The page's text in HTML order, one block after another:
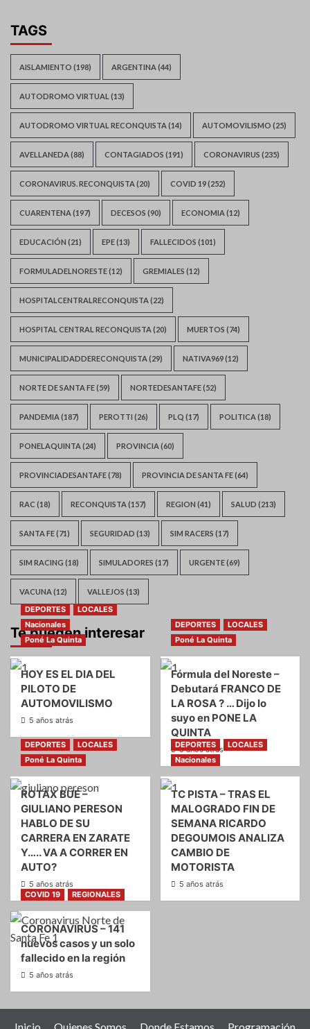
TAGS
AISLAMIENTO (198) ARGENTINA(44)
AUTODROMO VIRTUAL (13)
AUTODROMO VIRTUAL RECONQUISTA(14) AUTOMOVILISMO (25)
AVELLANEDA(88) CONTAGIADOS (191) CORONAVIRUS (235)
CORONAVIRUS. RECONQUISTA(20) COVID 19(252)
CUARENTENA(197) DECESOS (90) ECONOMIA(12)
EDUCACIÓN (21) EPE(13) FALLECIDOS (101)
FORMULADELNORESTE(12) GREMIALES (12)
HOSPITALCENTRALRECONQUISTA(22)
HOSPITAL CENTRAL RECONQUISTA(20) MUERTOS (74)
MUNICIPALIDADDERECONQUISTA(29) NATIVA969(12)
NORTE DE SANTA FE(59) NORTEDESANTAFE(52)
PANDEMIA(187) PEROTTI (26) PLQ (17) POLITICA(18)
PONELAQUINTA(24) PROVINCIA(60)
PROVINCIADESANTAFE(78) PROVINCIA DE SANTA FE(64)
RAC (18) RECONQUISTA(157) REGION (41) SALUD (213)
SANTA FE(71) SEGURIDAD (13) SIM RACERS (17)
SIM RACING (18) SIMULADORES (17) URGENTE(69)
VACUNA(12) VALLEJOS (13)
Te pueden interesar
DEPORTES
LOCALES
Nacionales
Poné La Quinta
HOY ES EL DIA DEL
PILOTO DE
AUTOMOVILISMO
5 años atrás
DEPORTES
LOCALES
Poné La Quinta
Fórmula del Noreste –
Debutará FRANCO DE
LA ROSA ? … Dijo lo
suyo en PONE LA
QUINTA
5 años atrás
DEPORTES
LOCALES
Poné La Quinta
ROTAX BUE –
GIULIANO PERESON
HABLO DE SU
CARRERA EN ZARATE
Y….. VA A CORRER EN
AUTO?
5 años atrás
DEPORTES
LOCALES
Nacionales
TC PISTA – TRAS EL
MALOGRADO FIN DE
SEMANA RICARDO
DEGOUMOIS ANALIZA
CAMBIO DE
MOTORISTA
5 años atrás
COVID 19
REGIONALES
CORONAVIRUS – 141
nuevos casos y un solo
fallecido en la región
5 años atrás